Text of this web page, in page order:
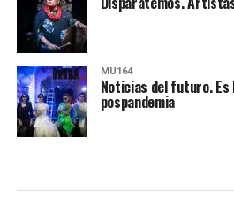
MU164
Noticias del futuro.
pospandemia